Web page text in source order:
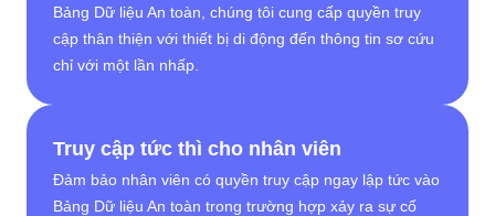
Bảng Dữ liệu An toàn, chúng tôi cung cấp quyền truy
cập thân thiện với thiết bị di động đến thông tin sơ cứu
chỉ với một lần nhấp.
Truy cập tức thì cho nhân viên
Đảm bảo nhân viên có quyền truy cập ngay lập tức vào
Bảng Dữ liệu An toàn trong trường hợp xảy ra sự cố